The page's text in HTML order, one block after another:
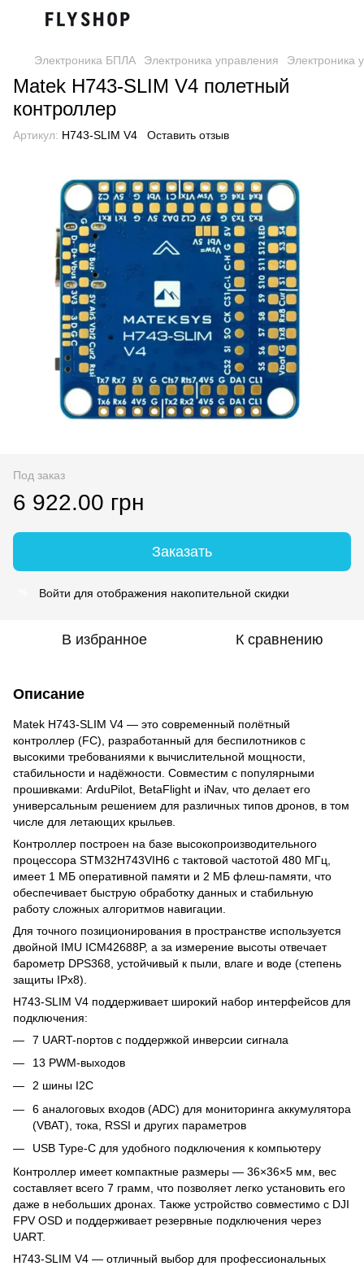
Электроника БПЛА Электроника управления Электроника
Matek H743-SLIM V4 полетный
контроллер
Артикул: H743-SLIM V4 Оставить отзыв
Под заказ
6 922.00 грн
Заказать
Войти для отображения накопительной скидки
В избранное К сравнению
Описание
Matek H743-SLIM V4 — это современный полётный
контроллер (FC), разработанный для беспилотников с
высокими требованиями к вычислительной мощности,
стабильности и надёжности. Совместим с популярными
прошивками: ArduPilot, BetaFlight и iNav, что делает его
универсальным решением для различных типов дронов, в том
числе для летающих крыльев.
Контроллер построен на базе высокопроизводительного
процессора STM32H743VIH6 с тактовой частотой 480 МГц,
имеет 1 МБ оперативной памяти и 2 МБ флеш-памяти, что
обеспечивает быструю обработку данных и стабильную
работу сложных алгоритмов навигации.
Для точного позиционирования в пространстве используется
двойной IMU ICM42688P, а за измерение высоты отвечает
барометр DPS368, устойчивый к пыли, влаге и воде (степень
защиты IPx8).
H743-SLIM V4 поддерживает широкий набор интерфейсов для
подключения:
7 UART-портов с поддержкой инверсии сигнала
13 PWM-выходов
2 шины I2C
6 аналоговых входов (ADC) для мониторинга аккумулятора
(VBAT), тока, RSSI и других параметров
USB Type-C для удобного подключения к компьютеру
Контроллер имеет компактные размеры — 36×36×5 мм, вес
составляет всего 7 грамм, что позволяет легко установить его
даже в небольших дронах. Также устройство совместимо с DJI
FPV OSD и поддерживает резервные подключения через
UART.
H743-SLIM V4 — отличный выбор для профессиональных